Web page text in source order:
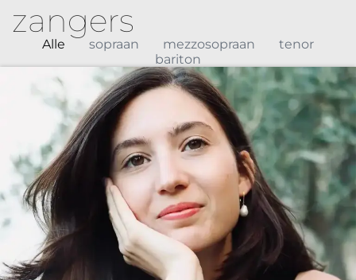
zangers
sopraan mezzosopraan
tenor
bariton
Alle